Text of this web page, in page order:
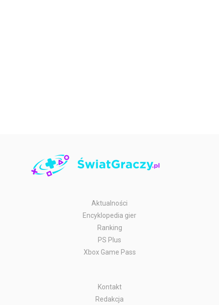
Aktualności
Encyklopedia gier
Ranking
PS Plus
Xbox Game Pass
Kontakt
Redakcja